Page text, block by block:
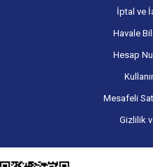
İptal ve
Havale
Hesap
Mesafeli
Gizlilik